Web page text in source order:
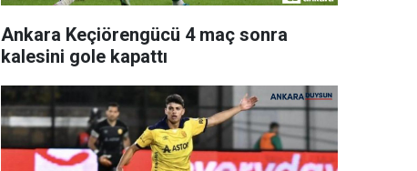
Ankara Keçiörengücü 4 maç sonra
kalesini gole kapattı